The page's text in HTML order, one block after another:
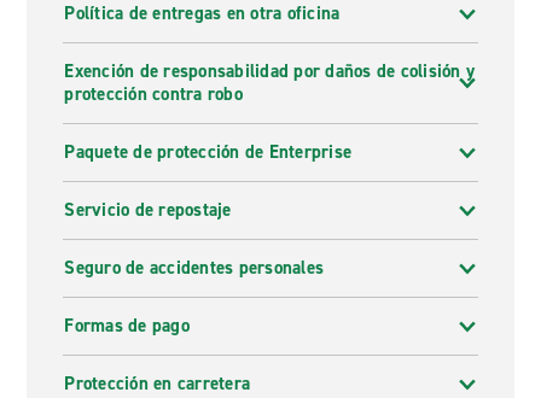
Política de entregas en otra oficina
Exención de responsabilidad por daños de colisión y
protección contra robo
Paquete de protección de Enterprise
Servicio de repostaje
Seguro de accidentes personales
Formas de pago
Protección en carretera